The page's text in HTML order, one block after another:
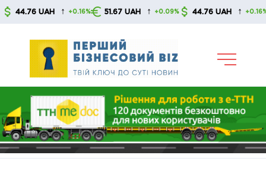
Skip
UAH ↑ +0.16% 51.67 UAH ↑ +0.09% 44.76 UAH ↑ +0.16%